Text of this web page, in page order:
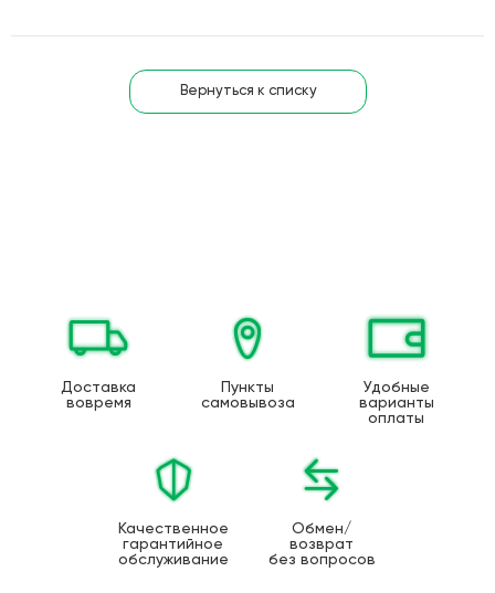
Вернуться к списку
Доставка
вовремя
Пункты
самовывоза
Удобные
варианты
оплаты
Качественное
гарантийное
обслуживание
Обмен/
возврат
без вопросов